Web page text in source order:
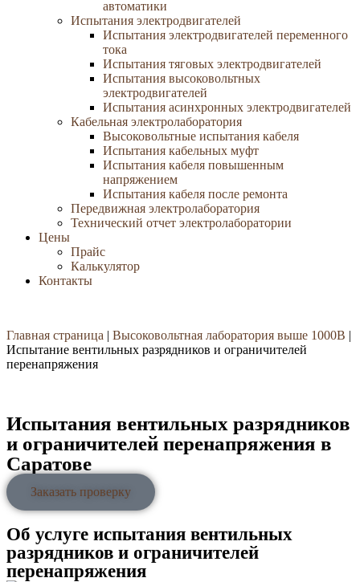
автоматики
Испытания электродвигателей
Испытания электродвигателей переменного
тока
Испытания тяговых электродвигателей
Испытания высоковольтных
электродвигателей
Испытания асинхронных электродвигателей
Кабельная электролаборатория
Высоковольтные испытания кабеля
Испытания кабельных муфт
Испытания кабеля повышенным
напряжением
Испытания кабеля после ремонта
Передвижная электролаборатория
Технический отчет электролаборатории
Цены
Прайс
Калькулятор
Контакты
Главная страница | Высоковольтная лаборатория выше 1000В |
Испытание вентильных разрядников и ограничителей
перенапряжения
Испытания вентильных разрядников
и ограничителей перенапряжения в
Саратове
Заказать проверку
Об услуге испытания вентильных
разрядников и ограничителей
перенапряжения